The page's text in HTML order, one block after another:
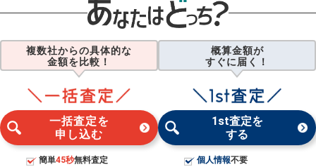
複数社からの具体的な
金額を比較！
一括査定を
申し込む
簡単45秒無料査定
概算金額が
すぐに届く！
1st査定を
する
個人情報不要